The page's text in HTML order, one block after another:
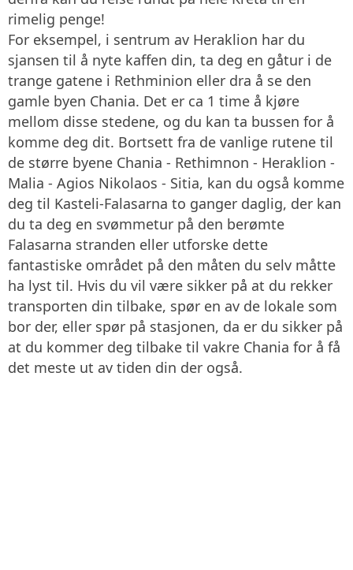
rimelig penge!
For eksempel, i sentrum av Heraklion har du
sjansen til å nyte kaffen din, ta deg en gåtur i de
trange gatene i Rethminion eller dra å se den
gamle byen Chania. Det er ca 1 time å kjøre
mellom disse stedene, og du kan ta bussen for å
komme deg dit. Bortsett fra de vanlige rutene til
de større byene Chania - Rethimnon - Heraklion -
Malia - Agios Nikolaos - Sitia, kan du også komme
deg til Kasteli-Falasarna to ganger daglig, der kan
du ta deg en svømmetur på den berømte
Falasarna stranden eller utforske dette
fantastiske området på den måten du selv måtte
ha lyst til. Hvis du vil være sikker på at du rekker
transporten din tilbake, spør en av de lokale som
bor der, eller spør på stasjonen, da er du sikker på
at du kommer deg tilbake til vakre Chania for å få
det meste ut av tiden din der også.